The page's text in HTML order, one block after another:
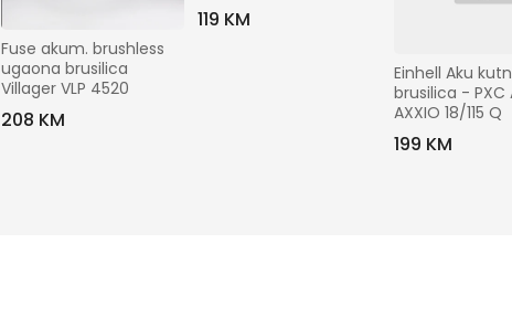
Fuse akum. brushless
ugaona brusilica
Villager VLP 4520
208 KM
119 KM
Einhell Aku
brusilica - PXC
AXXIO 18/115 Q
199 KM